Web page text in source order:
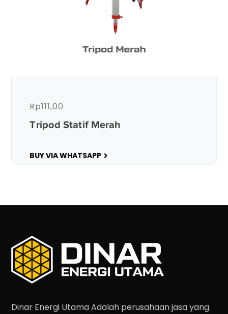
Tripod Statif Merah
Rp111,00
BUY VIA WHATSAPP
Dinar Energi Utama Adalah perusahaan jasa yang